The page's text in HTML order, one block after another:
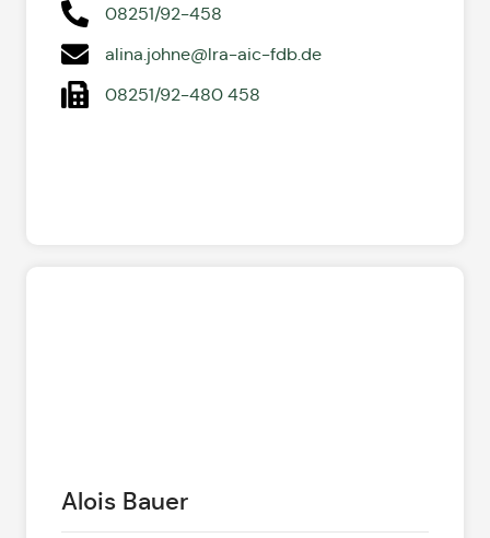
08251/92-458
alina.johne@lra-aic-fdb.de
08251/92-480 458
Alois Bauer